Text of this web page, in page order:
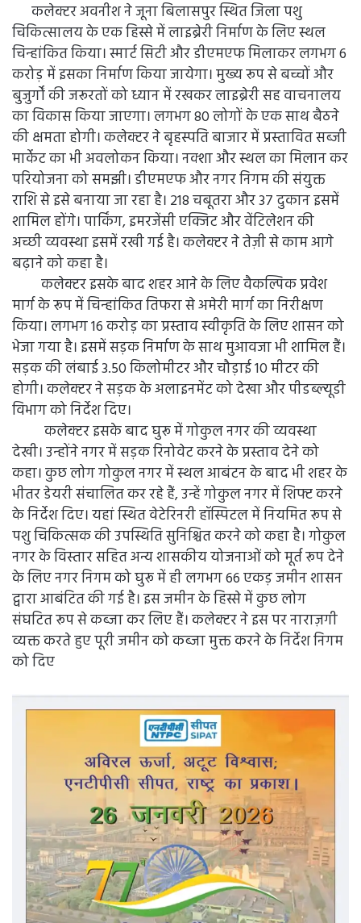
कलेक्टर अवनीश ने जूना बिलासपुर स्थित जिला पशु
चिकित्सालय के एक हिस्से में लाइब्रेरी निर्माण के लिए स्थल
चिन्हांकित किया। स्मार्ट सिटी और डीएमएफ मिलाकर लगभग 6
करोड़ में इसका निर्माण किया जायेगा। मुख्य रूप से बच्चों और
बुजुर्गों की जरूरतों को ध्यान में रखकर लाइब्रेरी सह वाचनालय
का विकास किया जाएगा। लगभग 80 लोगों के एक साथ बैठने
की क्षमता होगी। कलेक्टर ने बृहस्पति बाजार में प्रस्तावित सब्जी
मार्केट का भी अवलोकन किया। नक्शा और स्थल का मिलान कर
परियोजना को समझी। डीएमएफ और नगर निगम की संयुक्त
राशि से इसे बनाया जा रहा है। 218 चबूतरा और 37 दुकान इसमें
शामिल होंगे। पार्किंग, इमरजेंसी एक्जिट और वेंटिलेशन की
अच्छी व्यवस्था इसमें रखी गई है। कलेक्टर ने तेज़ी से काम आगे
बढ़ाने को कहा है।
कलेक्टर इसके बाद शहर आने के लिए वैकल्पिक प्रवेश
मार्ग के रूप में चिन्हांकित तिफरा से अमेरी मार्ग का निरीक्षण
किया। लगभग 16 करोड़ का प्रस्ताव स्वीकृति के लिए शासन को
भेजा गया है। इसमें सड़क निर्माण के साथ मुआवजा भी शामिल हैं।
सड़क की लंबाई 3.50 किलोमीटर और चौड़ाई 10 मीटर की
होगी। कलेक्टर ने सड़क के अलाइनमेंट को देखा और पीडब्ल्यूडी
विभाग को निर्देश दिए।
कलेक्टर इसके बाद घुरू में गोकुल नगर की व्यवस्था
देखी। उन्होंने नगर में सड़क रिनोवेट करने के प्रस्ताव देने को
कहा। कुछ लोग गोकुल नगर में स्थल आबंटन के बाद भी शहर के
भीतर डेयरी संचालित कर रहे हैं, उन्हें गोकुल नगर में शिफ्ट करने
के निर्देश दिए। यहां स्थित वेटेरिनरी हॉस्पिटल में नियमित रूप से
पशु चिकित्सक की उपस्थिति सुनिश्चित करने को कहा है। गोकुल
नगर के विस्तार सहित अन्य शासकीय योजनाओं को मूर्त रूप देने
के लिए नगर निगम को घुरू में ही लगभग 66 एकड़ जमीन शासन
द्वारा आबंटित की गई है। इस जमीन के हिस्से में कुछ लोग
संघटित रूप से कब्जा कर लिए हैं। कलेक्टर ने इस पर नाराज़गी
व्यक्त करते हुए पूरी जमीन को कब्जा मुक्त करने के निर्देश निगम
को दिए